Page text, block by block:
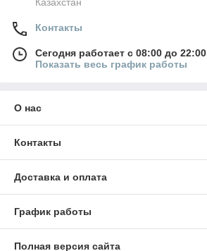
Контакты
Сегодня работает с 08:00 до 22:00
Показать весь график работы
О нас
Контакты
Доставка и оплата
График работы
Полная версия сайта